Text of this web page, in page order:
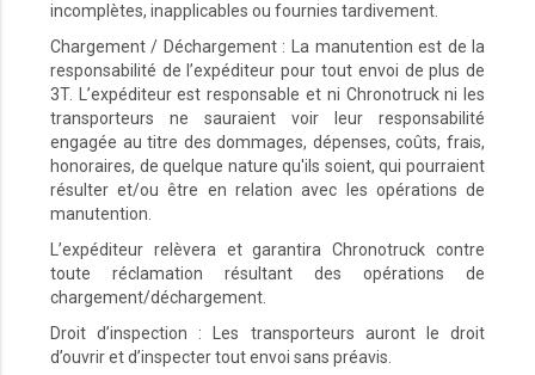
incomplètes, inapplicables ou fournies tardivement.
Chargement / Déchargement : La manutention est de la
responsabilité de l’expéditeur pour tout envoi de plus de
3T. L’expéditeur est responsable et ni Chronotruck ni les
transporteurs ne sauraient voir leur responsabilité
engagée au titre des dommages, dépenses, coûts, frais,
honoraires, de quelque nature qu'ils soient, qui pourraient
résulter et/ou être en relation avec les opérations de
manutention.
L’expéditeur relèvera et garantira Chronotruck contre
toute réclamation résultant des opérations de
chargement/déchargement.
Droit d’inspection : Les transporteurs auront le droit
d’ouvrir et d’inspecter tout envoi sans préavis.